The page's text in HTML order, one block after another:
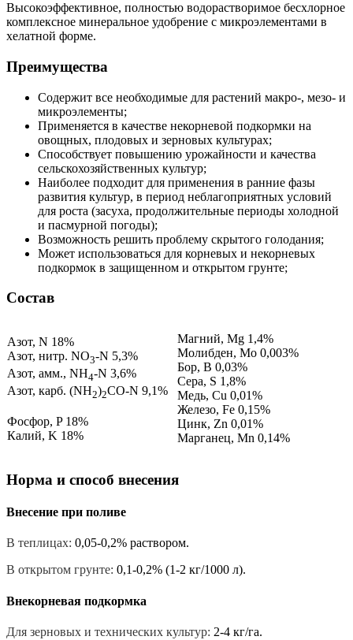
Высокоэффективное, полностью водорастворимое бесхлорное
комплексное минеральное удобрение с микроэлементами в
хелатной форме.
Преимущества
Содержит все необходимые для растений макро-, мезо- и
микроэлементы;
Применяется в качестве некорневой подкормки на
овощных, плодовых и зерновых культурах;
Способствует повышению урожайности и качества
сельскохозяйственных культур;
Наиболее подходит для применения в ранние фазы
развития культур, в период неблагоприятных условий
для роста (засуха, продолжительные периоды холодной
и пасмурной погоды);
Возможность решить проблему скрытого голодания;
Может использоваться для корневых и некорневых
подкормок в защищенном и открытом грунте;
Состав
Азот, N 18%
Азот, нитр. NO3-N 5,3%
Азот, амм., NH4-N 3,6%
Азот, карб. (NH2)2CO-N 9,1%
Фосфор, P 18%
Калий, K 18%
Магний, Mg 1,4%
Молибден, Mo 0,003%
Бор, B 0,03%
Сера, S 1,8%
Медь, Cu 0,01%
Железо, Fe 0,15%
Цинк, Zn 0,01%
Марганец, Mn 0,14%
Норма и способ внесения
Внесение при поливе
В теплицах: 0,05-0,2% раствором.
В открытом грунте: 0,1-0,2% (1-2 кг/1000 л).
Внекорневая подкормка
Для зерновых и технических культур: 2-4 кг/га.